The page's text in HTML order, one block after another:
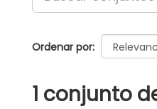
Ordenar por
1 conjunto